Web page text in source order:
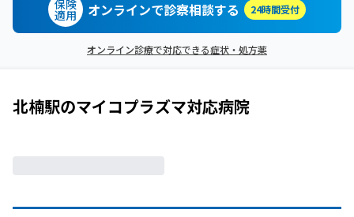
保険
適用 オンラインで診察相談する 24時間受付
オンライン診療で対応できる症状・処方薬
北楠駅のマイコプラズマ対応病院